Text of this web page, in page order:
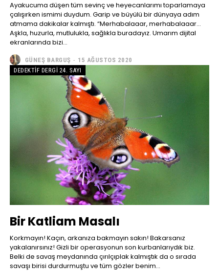
Ayakucuma düşen tüm sevinç ve heyecanlarımı toparlamaya
çalışırken ismimi duydum. Garip ve büyülü bir dünyaya adım
atmama dakikalar kalmıştı. “Merhabalaaar, merhabalaaar…
Aşkla, huzurla, mutlulukla, sağlıkla buradayız. Umarım dijital
ekranlarında bizi...
GÜNEŞ BARGUŞ - 15 AĞUSTOS 2020
DEDEKTIF DERGI 24. SAYI
Bir Katliam Masalı
Korkmayın! Kaçın, arkanıza bakmayın sakın! Bakarsanız
yakalanırsınız! Gizli bir operasyonun son kurbanlarıydık biz.
Belki de savaş meydanında çırılçıplak kalmıştık da o sırada
savaşı birisi durdurmuştu ve tüm gözler benim...